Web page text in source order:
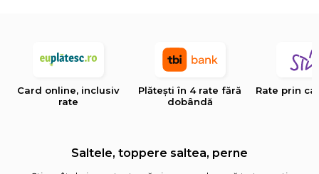
Card online, inclusiv
rate
Plătești în 4 rate fără
dobândă
Rate prin
Saltele, toppere saltea, perne